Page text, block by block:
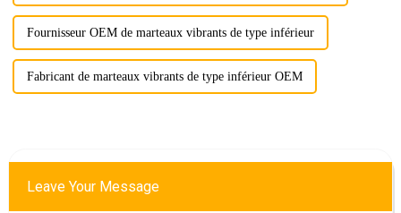
Fournisseur OEM de marteaux vibrants de type inférieur
Fabricant de marteaux vibrants de type inférieur OEM
Leave Your Message